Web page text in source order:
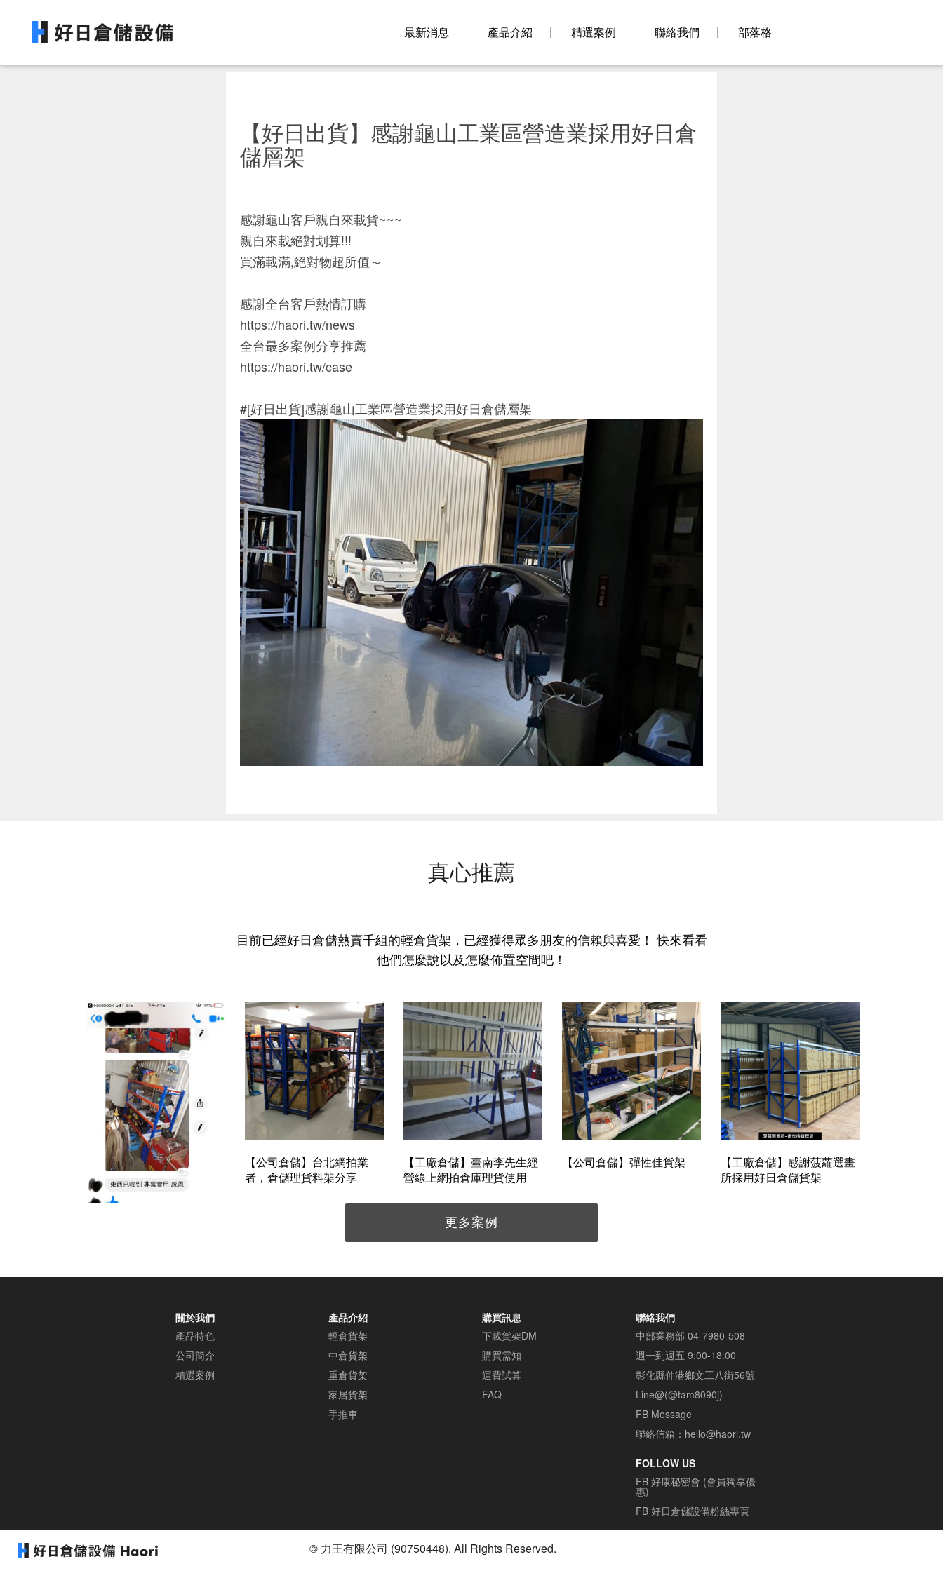
最新消息 產品介紹 精選案例 聯絡我們 部落格
【好日出貨】感謝龜山工業區營造業採用好日倉
儲層架
感謝龜山客戶親自來載貨~~~
親自來載絕對划算!!!
買滿載滿,絕對物超所值～
感謝全台客戶熱情訂購
https://haori.tw/news
全台最多案例分享推薦
https://haori.tw/case
#[好日出貨]感謝龜山工業區營造業採用好日倉儲層架
真心推薦
目前已經好日倉儲熱賣千組的輕倉貨架，已經獲得眾多朋友的信賴與喜愛！ 快來看看
他們怎麼說以及怎麼佈置空間吧！
【公司倉儲】台北網拍業
者，倉儲理貨料架分享
【工廠倉儲】臺南李先生經
營線上網拍倉庫理貨使用
【公司倉儲】彈性佳貨架
【工廠倉儲】感謝菠蘿選畫
所採用好日倉儲貨架
更多案例
關於我們
產品特色
公司簡介
精選案例
產品介紹
輕倉貨架
中倉貨架
重倉貨架
家居貨架
手推車
購買訊息
下載貨架DM
購買需知
運費試算
FAQ
聯絡我們
中部業務部 04-7980-508
週一到週五 9:00-18:00
彰化縣伸港鄉文工八街56號
Line@(@tam8090j)
FB Message
聯絡信箱： hello@haori.tw
FOLLOW US
FB 好康秘密會 (會員獨享優
惠)
FB 好日倉儲設備粉絲專頁
© 力王有限公司 (90750448). All Rights Reserved.